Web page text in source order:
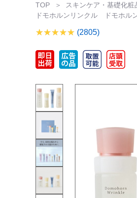
TOP スキンケア・基礎化粧
ドモホルンリンクル ドモホル
(2805)